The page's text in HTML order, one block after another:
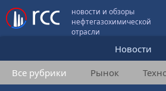
новости и обзоры
нефтегазохимической
отрасли
Новости
Аналитика и
Все рубрики Рынок